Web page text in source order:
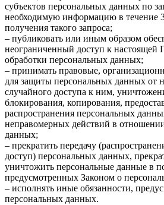
субъектов персональных данных по
необходимую информацию в течение
получения такого запроса;
– публиковать или иным образом
неограниченный доступ к настоящей
обработки персональных данных;
– принимать правовые,
для защиты персональных данных от
случайного доступа к ним,
блокирования, копирования,
распространения персональных
неправомерных действий в
данных;
– прекратить передачу
доступ) персональных данных,
уничтожить персональные данные в
предусмотренных Законом о
– исполнять иные обязанности,
персональных данных.